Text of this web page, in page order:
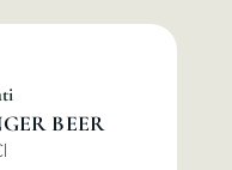
BEER